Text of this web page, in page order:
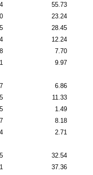
55.73
23.24
28.45
12.24
7.70
9.97
6.86
11.33
1.49
8.18
2.71
32.54
37.36